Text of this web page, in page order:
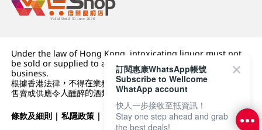
Under the law of Hong Kong, intoxicating liquor must not
be sold or supplied to a minor (under 18) in the course of
business.
根據香港法律，不得在業務過程中，向未成年人 (18 歲以下人士)
售賣或供應令人醺醉的酒類。
條款及細則 |私隱政策 | DFI零售集團
訂閱惠康WhatsApp帳號
Subscribe to Wellcome
WhatApp account
快人一步接收至抵資訊！
Stay one step ahead and grab
the best deals!